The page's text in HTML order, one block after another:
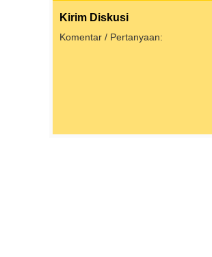
Kirim Diskusi
Komentar / Pertanyaan: